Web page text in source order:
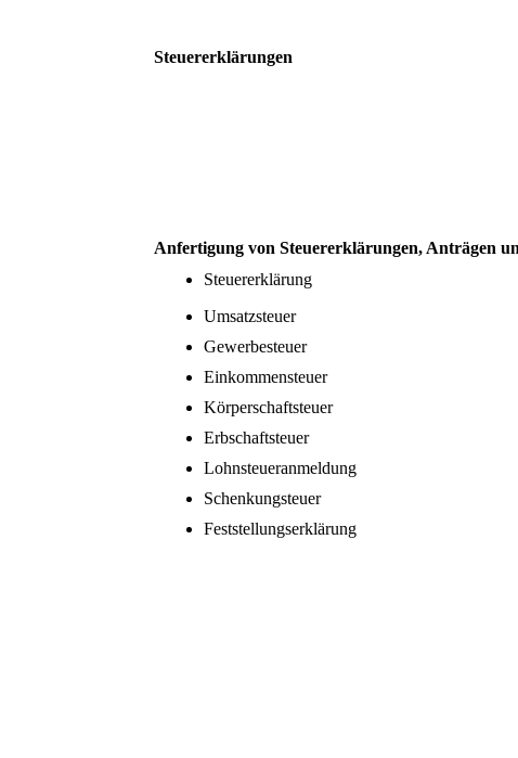
Steuererklärungen
Anfertigung von Steuererklärungen, Anträgen
Steuererklärung
Umsatzsteuer
Gewerbesteuer
Einkommensteuer
Körperschaftsteuer
Erbschaftsteuer
Lohnsteueranmeldung
Schenkungsteuer
Feststellungserklärung